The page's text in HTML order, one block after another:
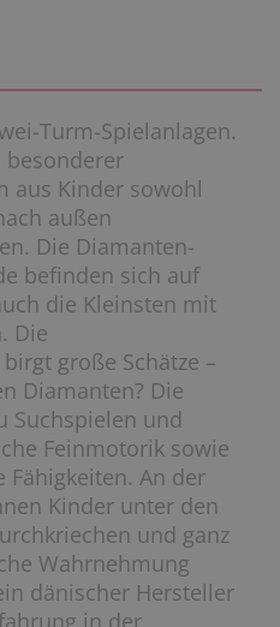
Turm-Spielanlagen.
besonderer
aus Kinder sowohl
außen
Die Diamanten-
befinden sich auf
die Kleinsten mit
Die
große Schätze –
Diamanten? Die
Suchspielen und
Feinmotorik sowie
Fähigkeiten. An der
Kinder unter den
und ganz
Wahrnehmung
dänischer Hersteller
in der